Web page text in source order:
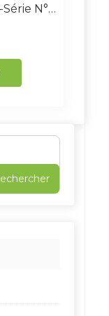
Généalogie-Magazine Hors-Série N° 01 – Version Numérique